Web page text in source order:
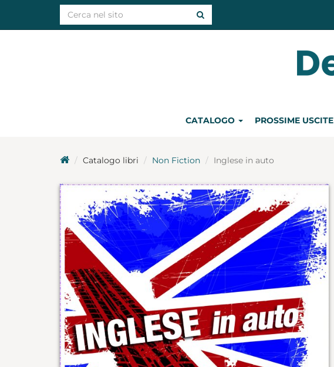
CATALOGO PROSSIME USCITE
Catalogo libri Non Fiction Inglese in auto